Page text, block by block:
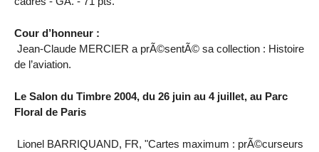
Cour d’honneur :
Jean-Claude MERCIER a prÃ©sentÃ© sa collection : Histoire
de l’aviation.
Le Salon du Timbre 2004, du 26 juin au 4 juillet, au Parc
Floral de Paris
Lionel BARRIQUAND, FR, "Cartes maximum : prÃ©curseurs